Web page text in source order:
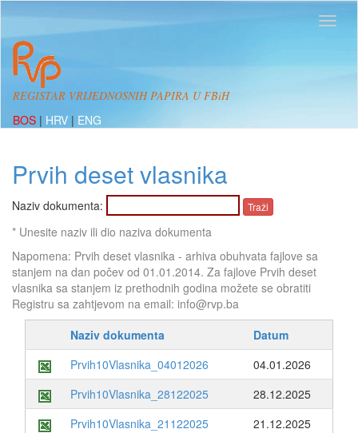
REGISTAR VRIJEDNOSNIH PAPIRA U FBiH
BOS | HRV | ENG
Prvih deset vlasnika
Naziv dokumenta:
* Unesite naziv ili dio naziva dokumenta
Napomena: Prvih deset vlasnika - arhiva obuhvata fajlove sa
stanjem na dan počev od 01.01.2014. Za fajlove Prvih deset
vlasnika sa stanjem iz prethodnih godina možete se obratiti
Registru sa zahtjevom na email: info@rvp.ba
Naziv dokumenta
Datum
Prvih10Vlasnika_04012026
04.01.2026
Prvih10Vlasnika_28122025
28.12.2025
Prvih10Vlasnika_21122025
21.12.2025